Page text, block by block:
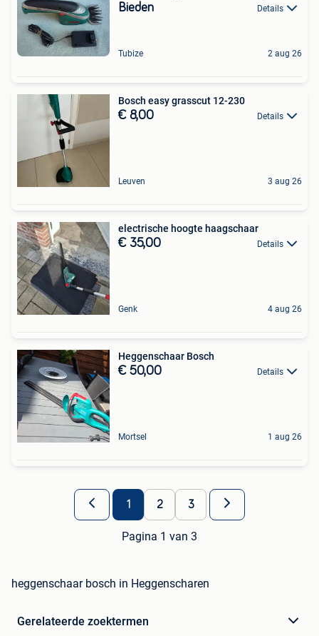
Bieden Details
Tubize 2 aug 26
Bosch easy grasscut 12-230
€ 8,00 Details
Leuven 3 aug 26
electrische hoogte haagschaar
€ 35,00 Details
Genk 4 aug 26
Heggenschaar Bosch
€ 50,00 Details
Mortsel 1 aug 26
1 2 3
Pagina 1 van 3
heggenschaar bosch in Heggenscharen
Gerelateerde zoektermen